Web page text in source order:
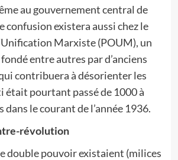
au gouvernement central de
confusion existera aussi chez le
Marxiste (POUM), un
entre autres par d’anciens
contribuera à désorienter les
était pourtant passé de 1000 à
dans le courant de l’année 1936.
révolution
double pouvoir existaient (milices